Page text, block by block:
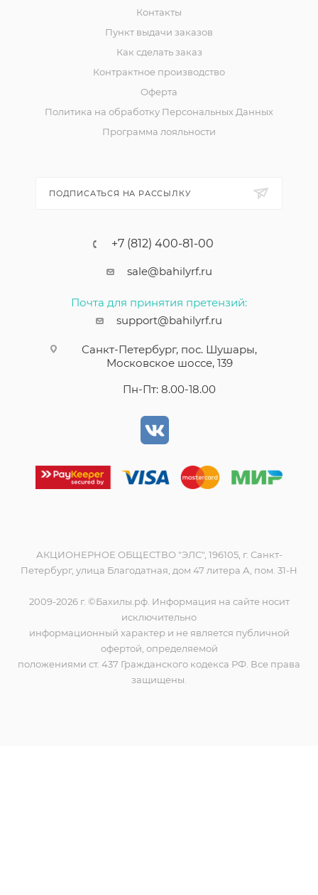
Контакты
Пункт выдачи заказов
Как сделать заказ
Контрактное производство
Оферта
Политика на обработку Персональных Данных
Программа лояльности
ПОДПИСАТЬСЯ НА РАССЫЛКУ
+7 (812) 400-81-00
sale@bahilyrf.ru
Почта для принятия претензий:
support@bahilyrf.ru
Санкт-Петербург, пос. Шушары,
Московское шоссе, 139
Пн-Пт: 8.00-18.00
АКЦИОНЕРНОЕ ОБЩЕСТВО "ЭЛС", 196105, г. Санкт-
Петербург, улица Благодатная, дом 47 литера А, пом. 31-Н
2009-2026 г. ©Бахилы.рф. Информация на сайте носит
исключительно
информационный характер и не является публичной
офертой, определяемой
положениями ст. 437 Гражданского кодекса РФ. Все права
защищены.